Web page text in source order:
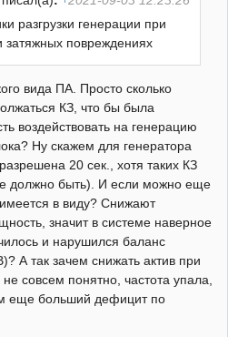
разгрузки генерации при
затяжных повреждениях
вида ПА. Просто сколько
КЗ, что бы была
воздействовать на генерацию
Ну скажем для генератора
20 сек., хотя таких КЗ
должно быть). И если можно еще
в виду? Снижают
значит в системе наверное
и нарушился баланс
А так зачем снижать актив при
совсем понятно, частота упала,
еще больший дефицит по